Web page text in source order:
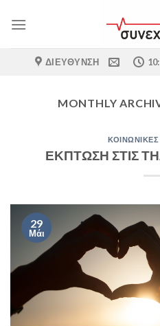
ΔΙΕΎΘΥΝΣΗ
MONTHLY
ΕΚΠΤΩΣΗ ΣΤΙΣ
29
Μάι